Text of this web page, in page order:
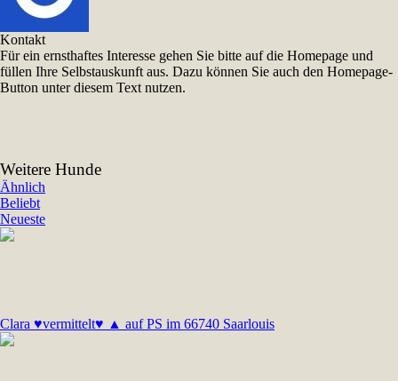
Kontakt
Für ein ernsthaftes Interesse gehen Sie bitte auf die Homepage und
füllen Ihre Selbstauskunft aus. Dazu können Sie auch den Homepage-
Button unter diesem Text nutzen.
Weitere Hunde
Ähnlich
Beliebt
Neueste
Clara ♥vermittelt♥ ▲ auf PS im 66740 Saarlouis